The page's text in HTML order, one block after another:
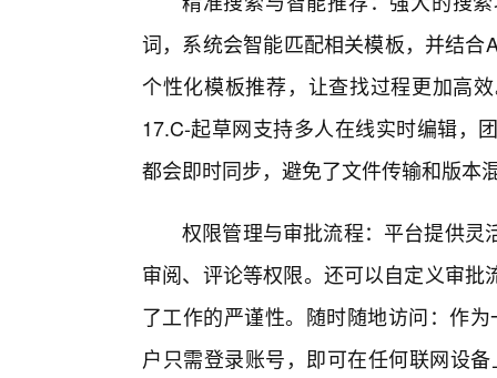
词，系统会智能匹配相关模板，并结
个性化模板推荐，让查找过程更加高
17.C-起草网支持多人在线实时编辑，
都会即时同步，避免了文件传输和版本
权限管理与审批流程：平台提供灵
审阅、评论等权限。还可以自定义审
了工作的严谨性。随时随地访问：作
户只需登录账号，即可在任何联网设